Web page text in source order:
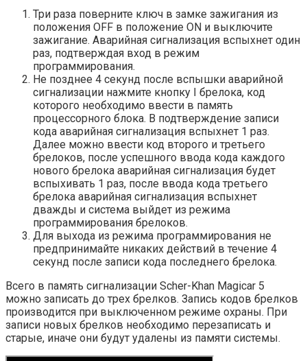
Три раза поверните ключ в замке зажигания из
положения OFF в положение ON и выключите
зажигание. Аварийная сигнализация вспыхнет один
раз, подтверждая вход в режим
программирования.
Не позднее 4 секунд после вспышки аварийной
сигнализации нажмите кнопку I брелока, код
которого необходимо ввести в память
процессорного блока. В подтверждение записи
кода аварийная сигнализация вспыхнет 1 раз.
Далее можно ввести код второго и третьего
брелоков, после успешного ввода кода каждого
нового брелока аварийная сигнализация будет
вспыхивать 1 раз, после ввода кода третьего
брелока аварийная сигнализация вспыхнет
дважды и система выйдет из режима
программирования брелоков.
Для выхода из режима программирования не
предпринимайте никаких действий в течение 4
секунд после записи кода последнего брелока.
Всего в память сигнализации Scher-Khan Magicar 5
можно записать до трех брелков. Запись кодов брелков
производится при выключенном режиме охраны. При
записи новых брелков необходимо перезаписать и
старые, иначе они будут удалены из памяти системы.